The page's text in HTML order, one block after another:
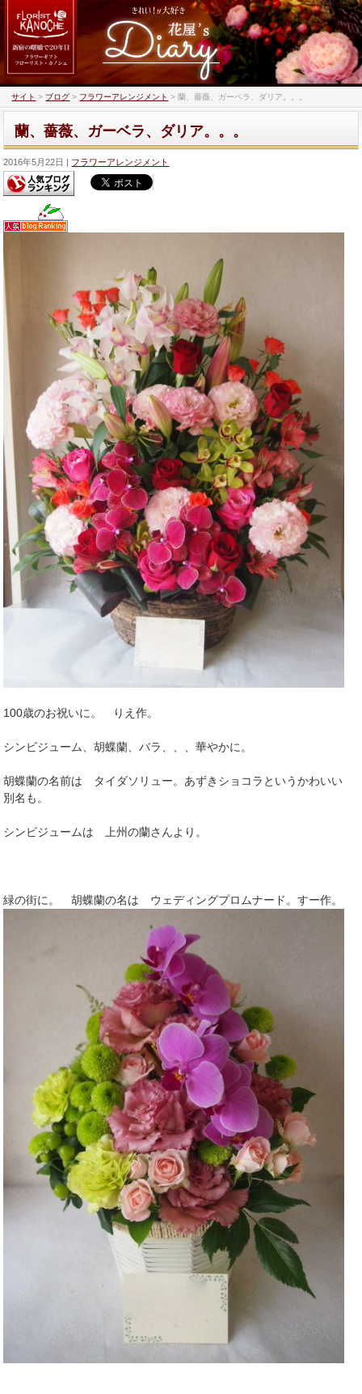
サイト > ブログ > フラワーアレンジメント > 蘭、薔薇、ガーベラ、ダリア。。。
蘭、薔薇、ガーベラ、ダリア。。。
2016年5月22日 フラワーアレンジメント
100歳のお祝いに。 りえ作。
シンビジューム、胡蝶蘭、バラ、、、華やかに。
胡蝶蘭の名前は タイダソリュー。あずきショコラというかわいい
別名も。
シンビジュームは 上州の蘭さんより。
緑の街に。 胡蝶蘭の名は ウェディングプロムナード。すー作。